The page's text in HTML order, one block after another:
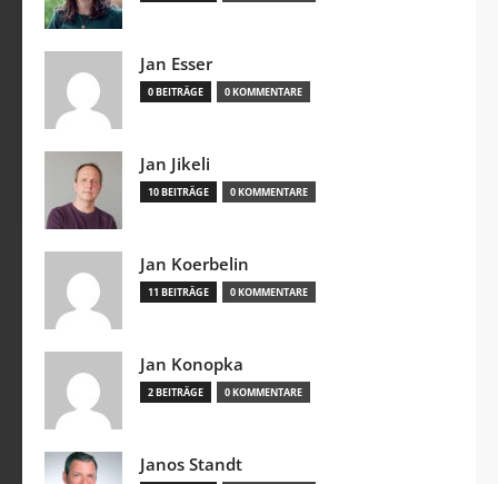
Jan Esser
0 BEITRÄGE 0 KOMMENTARE
Jan Jikeli
10 BEITRÄGE 0 KOMMENTARE
Jan Koerbelin
11 BEITRÄGE 0 KOMMENTARE
Jan Konopka
2 BEITRÄGE 0 KOMMENTARE
Janos Standt